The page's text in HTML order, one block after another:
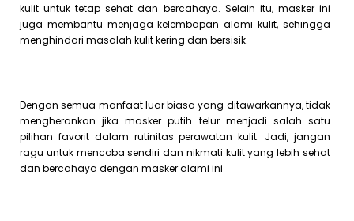
kulit untuk tetap sehat dan bercahaya. Selain itu, masker ini
juga membantu menjaga kelembapan alami kulit, sehingga
menghindari masalah kulit kering dan bersisik.
Dengan semua manfaat luar biasa yang ditawarkannya, tidak
mengherankan jika masker putih telur menjadi salah satu
pilihan favorit dalam rutinitas perawatan kulit. Jadi, jangan
ragu untuk mencoba sendiri dan nikmati kulit yang lebih sehat
dan bercahaya dengan masker alami ini